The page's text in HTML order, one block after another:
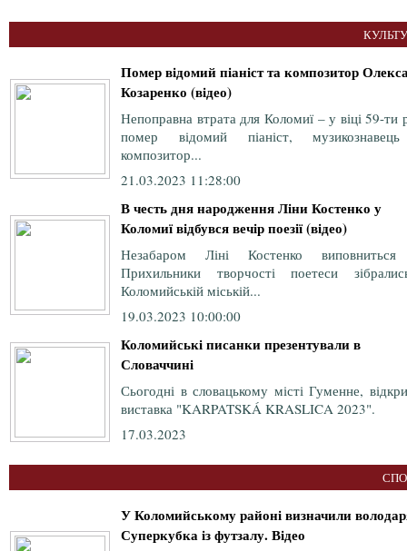
Помер відомий піаніст та композитор
Козаренко (відео)
Непоправна втрата для Коломиї – у віці 59-ти
помер відомий піаніст,
композитор...
21.03.2023 11:28:00
В честь дня народження Ліни Костенко у
Коломиї відбувся вечір поезії (відео)
Незабаром Ліні Костенко
Прихильники творчості поетеси
Коломийській міській...
19.03.2023 10:00:00
Коломийські писанки презентували в
Словаччині
Сьогодні в словацькому місті Гуменне,
виставка "KARPATSKÁ KRASLICA 2023".
17.03.2023
У Коломийському районі визначили
Суперкубка із футзалу. Відео